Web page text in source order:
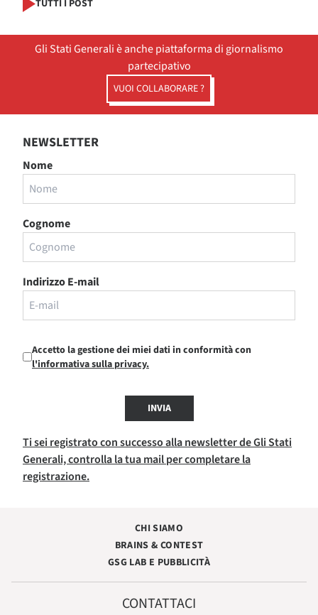
TUTTI I POST
Gli Stati Generali è anche piattaforma di giornalismo
partecipativo
VUOI COLLABORARE ?
NEWSLETTER
Nome
Cognome
Indirizzo E-mail
Accetto la gestione dei miei dati in conformità con
l'informativa sulla privacy.
INVIA
Ti sei registrato con successo alla newsletter de Gli Stati
Generali, controlla la tua mail per completare la
registrazione.
CHI SIAMO
BRAINS & CONTEST
GSG LAB E PUBBLICITÀ
CONTATTACI